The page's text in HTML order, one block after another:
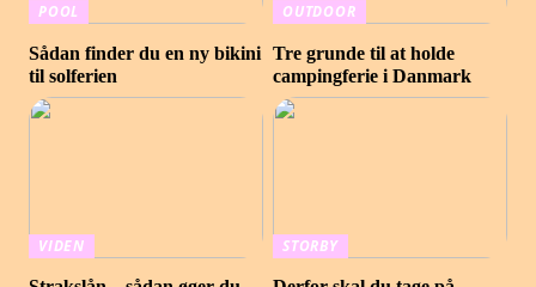
POOL
Sådan finder du en ny bikini
til solferien
OUTDOOR
Tre grunde til at holde
campingferie i Danmark
VIDEN STORBY